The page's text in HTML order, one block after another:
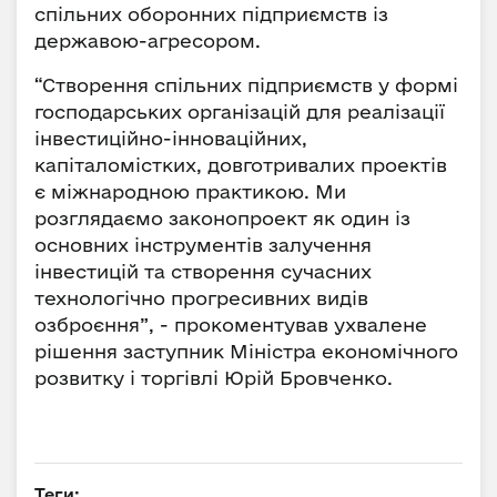
спільних оборонних підприємств із
державою-агресором.
“Створення спільних підприємств у формі
господарських організацій для реалізації
інвестиційно-інноваційних,
капіталомістких, довготривалих проектів
є міжнародною практикою. Ми
розглядаємо законопроект як один із
основних інструментів залучення
інвестицій та створення сучасних
технологічно прогресивних видів
озброєння”, - прокоментував ухвалене
рішення заступник Міністра економічного
розвитку і торгівлі Юрій Бровченко.